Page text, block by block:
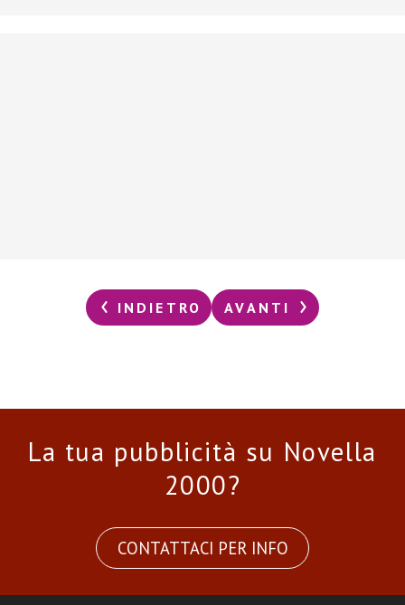
INDIETRO AVANTI
La tua pubblicità su Novella
2000?
CONTATTACI PER INFO